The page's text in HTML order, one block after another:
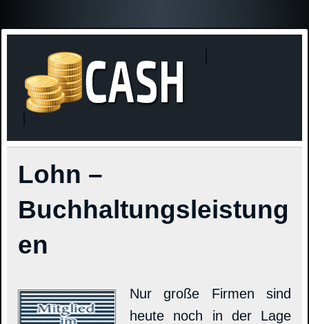
Lohn –
Buchhaltungsleistung
en
Nur große Firmen sind
heute noch in der Lage